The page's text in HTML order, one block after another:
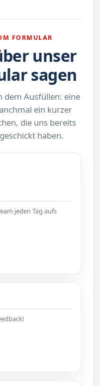
FORMULAR
unser
sagen
dem Ausfüllen: eine
ein kurzer
die uns bereits
haben.
jeden Tag aufs